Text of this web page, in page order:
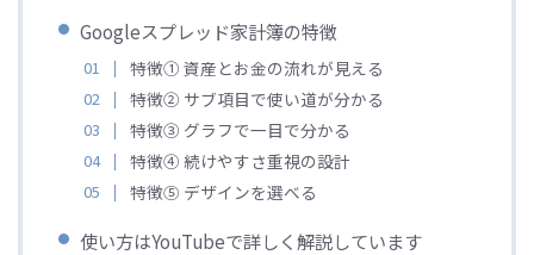
Googleスプレッド家計簿の特徴
特徴① 資産とお金の流れが見える
特徴② サブ項目で使い道が分かる
特徴③ グラフで一目で分かる
特徴④ 続けやすさ重視の設計
特徴⑤ デザインを選べる
使い方はYouTubeで詳しく解説しています